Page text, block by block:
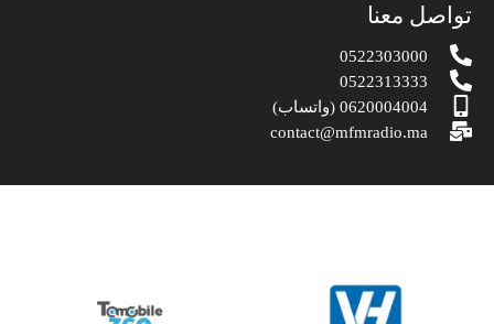
تواصل معنا
0522303000
0522313333
0620004004 (واتساب)
contact@mfmradio.ma